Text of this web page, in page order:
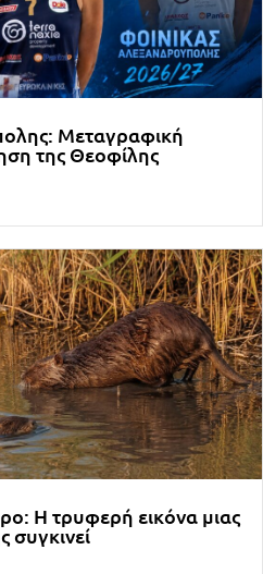
Μεταγραφική
της Θεοφίλης
Η τρυφερή εικόνα μιας
συγκινεί